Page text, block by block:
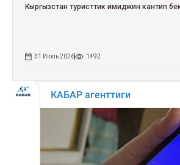
Кыргызстан туристтик имиджин кантип
31 Июль 2026 1492